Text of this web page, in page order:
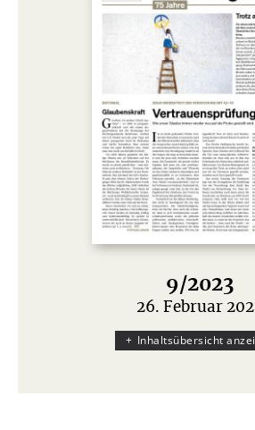
9/2023
:
26. Februar
Inhaltsübersicht